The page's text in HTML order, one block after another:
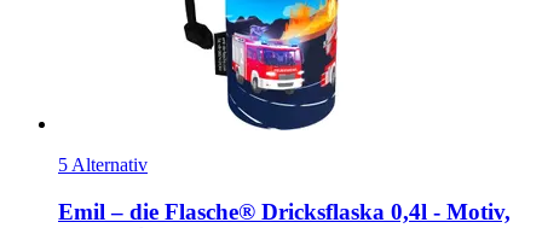
5 Alternativ
Emil – die Flasche® Dricksflaska 0,4l -​ Motiv,